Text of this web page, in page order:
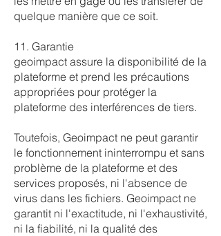
quelque manière que ce soit.
11. Garantie
geoimpact assure la disponibilité de la
plateforme et prend les précautions
appropriées pour protéger la
plateforme des interférences de tiers.
Toutefois, Geoimpact ne peut garantir
le fonctionnement ininterrompu et sans
problème de la plateforme et des
services proposés, ni l'absence de
virus dans les fichiers. Geoimpact ne
garantit ni l'exactitude, ni l'exhaustivité,
ni la fiabilité, ni la qualité des